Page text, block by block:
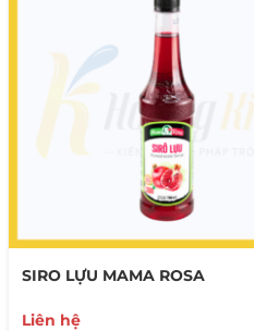
SIRO LỰU MAMA ROSA
Liên hệ